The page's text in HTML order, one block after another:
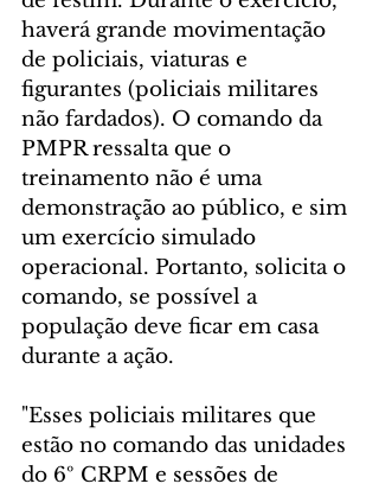
haverá grande movimentação
de policiais, viaturas e
figurantes (policiais militares
não fardados). O comando da
PMPR ressalta que o
treinamento não é uma
demonstração ao público, e sim
um exercício simulado
operacional. Portanto, solicita o
comando, se possível a
população deve ficar em casa
durante a ação.
"Esses policiais militares que
estão no comando das unidades
do 6º CRPM e sessões de